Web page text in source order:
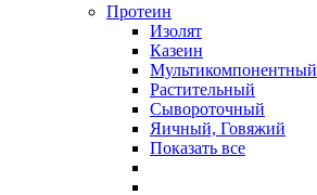
Протеин
Изолят
Казеин
Мультикомпонентный
Растительный
Сывороточный
Яичный, Говяжий
Показать все